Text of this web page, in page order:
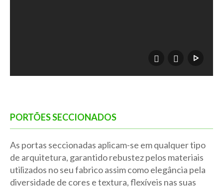
PORTÕES SECCIONADOS
As portas seccionadas aplicam-se em qualquer tipo
de arquitetura, garantido rebustez pelos materiais
utilizados no seu fabrico assim como elegância pela
diversidade de cores e textura, flexíveis nas suas